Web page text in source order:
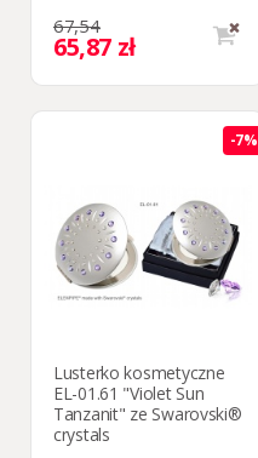
67,54
65,87 zł
-7%
Lusterko kosmetyczne
EL-01.61 "Violet Sun
Tanzanit" ze Swarovski®
crystals